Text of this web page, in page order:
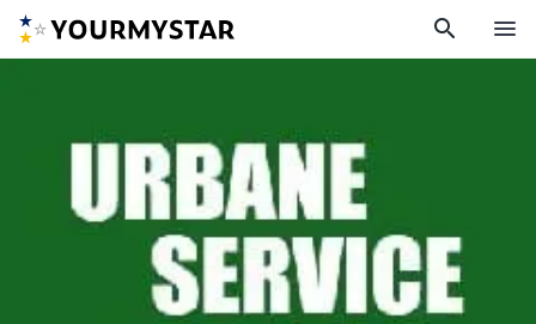
search menu